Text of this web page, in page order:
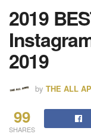
2019
2019
by THE ALL
99
SHARES